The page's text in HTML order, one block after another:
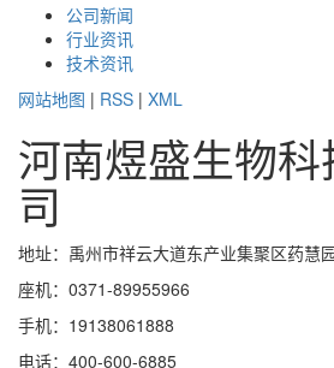
公司新闻
行业资讯
技术资讯
网站地图 | RSS | XML
河南煜盛生物
司
地址：禹州市祥云大道东产业集聚区药慧
座机：0371-89955966
手机：19138061888
电话：400-600-6885